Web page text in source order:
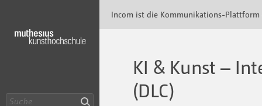
Incom ist die Kommunikations-Plattform
KI & Kunst –
(DLC)